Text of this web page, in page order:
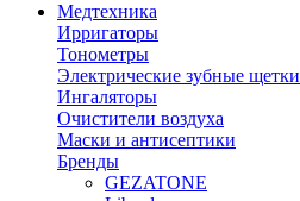
Медтехника
Ирригаторы
Тонометры
Электрические зубные щетки
Ингаляторы
Очистители воздуха
Маски и антисептики
Бренды
GEZATONE